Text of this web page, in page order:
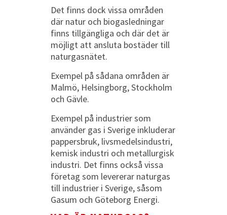
Det finns dock vissa områden
där natur och biogasledningar
finns tillgängliga och där det är
möjligt att ansluta bostäder till
naturgasnätet.
Exempel på sådana områden är
Malmö, Helsingborg, Stockholm
och Gävle.
Exempel på industrier som
använder gas i Sverige inkluderar
pappersbruk, livsmedelsindustri,
kemisk industri och metallurgisk
industri. Det finns också vissa
företag som levererar naturgas
till industrier i Sverige, såsom
Gasum och Göteborg Energi.